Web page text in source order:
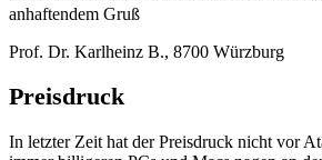
anhaftendem Gruß
Prof. Dr. Karlheinz B., 8700 Würzburg
Preisdruck
In letzter Zeit hat der Preisdruck nicht vor